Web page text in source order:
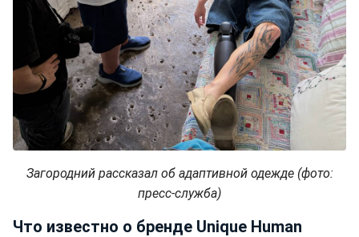
Загородний рассказал об адаптивной одежде (фото:
пресс-служба)
Что известно о бренде Unique Human